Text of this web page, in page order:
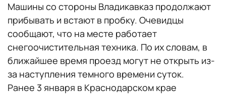
Машины со стороны Владикавказ продолжают
прибывать и встают в пробку. Очевидцы
сообщают, что на месте работает
снегоочистительная техника. По их словам, в
ближайшее время проезд могут не открыть из-
за наступления темного времени суток.
Ранее 3 января в Краснодарском крае